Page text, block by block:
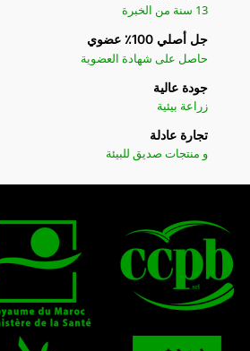
13 سنة من الخبرة
جل أصلي 100٪ عضوي
حاصل على شهادة العضوية
جودة عالية
زراعة بيئية
تجارة عادلة
و منتجات صديق للبيئة